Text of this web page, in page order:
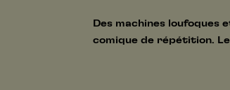
Des machines loufoques
comique de répétition.